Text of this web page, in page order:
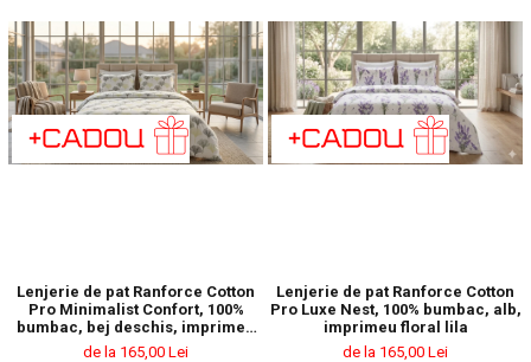
Lenjerie de pat Ranforce Cotton
Pro Minimalist Confort, 100%
bumbac, bej deschis, imprimeu
botanic discret
de la 165,00 Lei
Lenjerie de pat Ranforce Cotton
Pro Luxe Nest, 100% bumbac, alb,
imprimeu floral lila
de la 165,00 Lei